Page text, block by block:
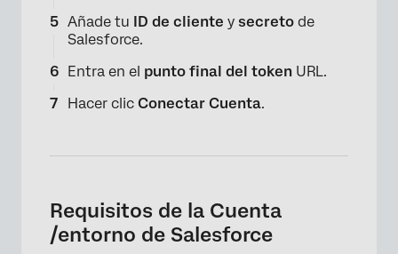
Añade tu
ID de cliente y secreto de
Salesforce.
Entra en el punto final del token URL.
Hacer clic Conectar Cuenta.
Requisitos de la Cuenta
/entorno de Salesforce